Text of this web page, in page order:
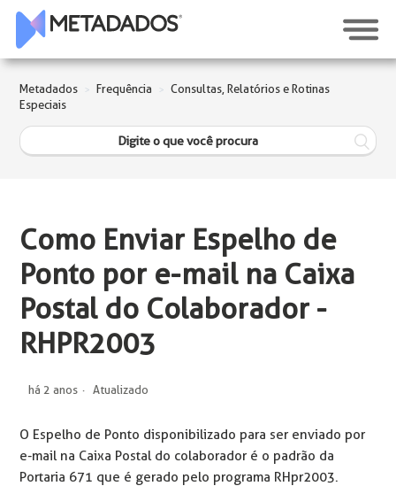
Metadados Frequência
Consultas, Relatórios e Rotinas
Especiais
Como Enviar Espelho de
Ponto por e-mail na Caixa
Postal do Colaborador -
RHPR2003
há 2 anos Atualizado
O Espelho de Ponto disponibilizado para ser enviado por
e-mail na Caixa Postal do colaborador é o padrão da
Portaria 671 que é gerado pelo programa RHpr2003.